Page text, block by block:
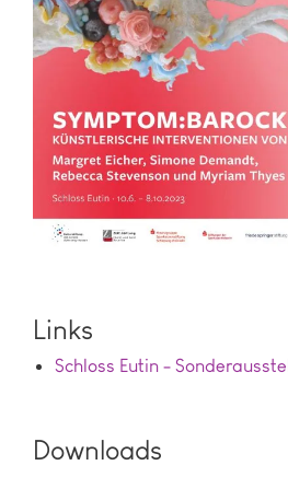
Links
Schloss Eutin -
Downloads